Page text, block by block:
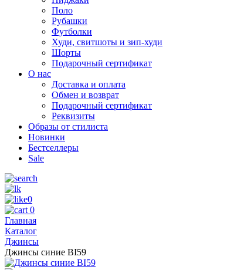
Поло
Рубашки
Футболки
Худи, свитшоты и зип-худи
Шорты
Подарочный сертификат
О нас
Доставка и оплата
Обмен и возврат
Подарочный сертификат
Реквизиты
Образы от стилиста
Новинки
Бестселлеры
Sale
0
0
Главная
Каталог
Джинсы
Джинсы синие BI59